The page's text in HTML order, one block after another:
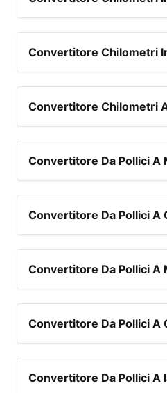
Convertitore Chilometri
Convertitore Chilometri
Convertitore Da Pollici A
Convertitore Da Pollici A
Convertitore Da Pollici A
Convertitore Da Pollici A
Convertitore Da Pollici A